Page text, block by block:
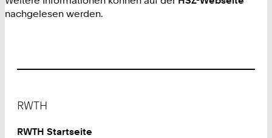
nachgelesen werden.
RWTH
RWTH Startseite